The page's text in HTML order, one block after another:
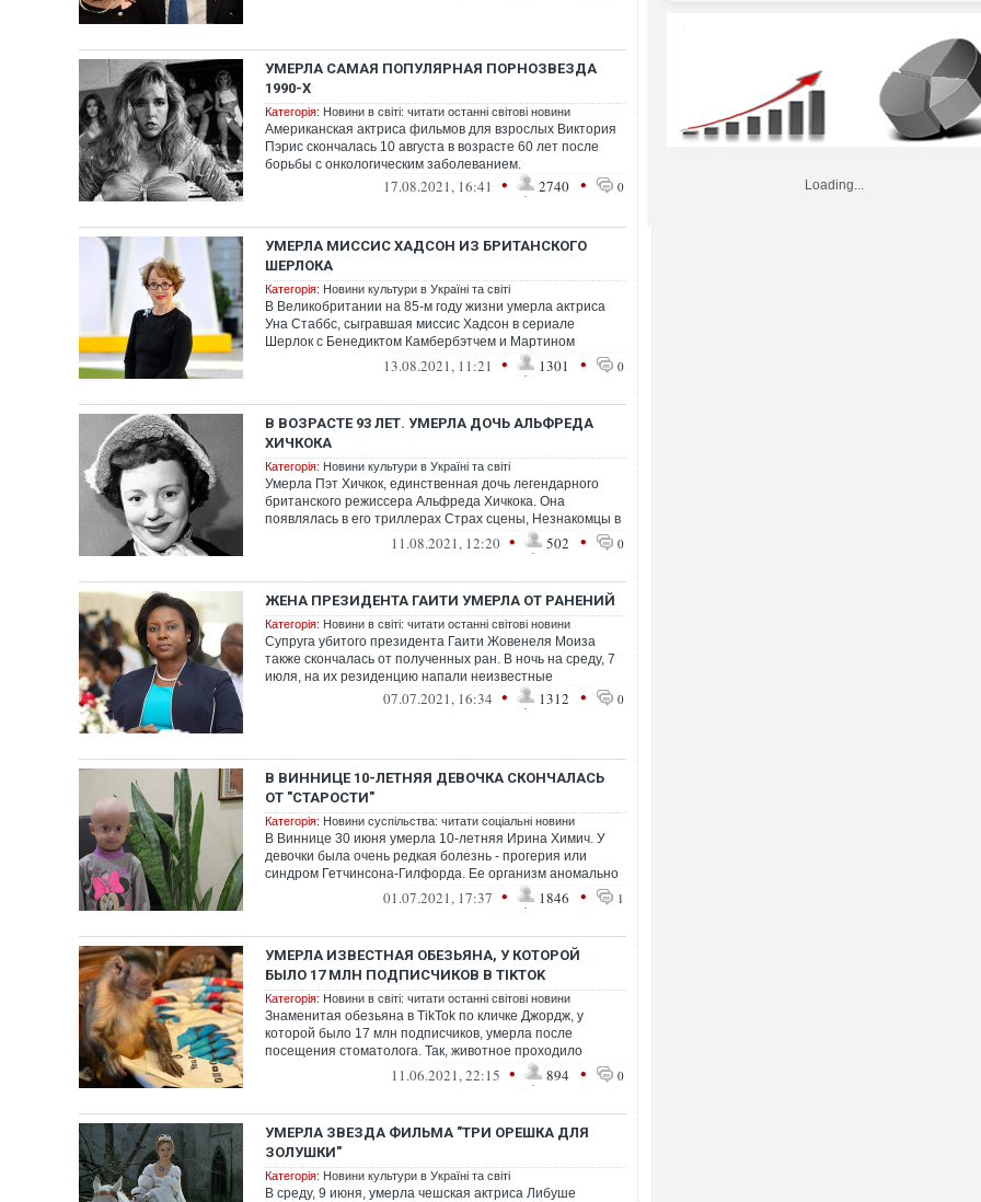
УМЕРЛА САМАЯ ПОПУЛЯРНАЯ ПОРНОЗВЕЗДА
1990-Х
Категорія: Новини в світі: читати останні світові новини
Американская актриса фильмов для взрослых Виктория
Пэрис скончалась 10 августа в возрасте 60 лет после
борьбы с онкологическим заболеванием.
17.08.2021, 16:41 • 2740 • 0
УМЕРЛА МИССИС ХАДСОН ИЗ БРИТАНСКОГО
ШЕРЛОКА
Категорія: Новини культури в Україні та світі
В Великобритании на 85-м году жизни умерла актриса
Уна Стаббс, сыгравшая миссис Хадсон в сериале
Шерлок с Бенедиктом Камбербэтчем и Мартином
13.08.2021, 11:21 • 1301 • 0
В ВОЗРАСТЕ 93 ЛЕТ. УМЕРЛА ДОЧЬ АЛЬФРЕДА
ХИЧКОКА
Категорія: Новини культури в Україні та світі
Умерла Пэт Хичкок, единственная дочь легендарного
британского режиссера Альфреда Хичкока. Она
появлялась в его триллерах Страх сцены, Незнакомцы в
11.08.2021, 12:20 • 502 • 0
ЖЕНА ПРЕЗИДЕНТА ГАИТИ УМЕРЛА ОТ РАНЕНИЙ
Категорія: Новини в світі: читати останні світові новини
Супруга убитого президента Гаити Жовенеля Моиза
также скончалась от полученных ран. В ночь на среду, 7
июля, на их резиденцию напали неизвестные
07.07.2021, 16:34 • 1312 • 0
В ВИННИЦЕ 10-ЛЕТНЯЯ ДЕВОЧКА СКОНЧАЛАСЬ
ОТ "СТАРОСТИ"
Категорія: Новини суспільства: читати соціальні новини
В Виннице 30 июня умерла 10-летняя Ирина Химич. У
девочки была очень редкая болезнь - прогерия или
синдром Гетчинсона-Гилфорда. Ее организм аномально
01.07.2021, 17:37 • 1846 • 1
УМЕРЛА ИЗВЕСТНАЯ ОБЕЗЬЯНА, У КОТОРОЙ
БЫЛО 17 МЛН ПОДПИСЧИКОВ В TIKTOK
Категорія: Новини в світі: читати останні світові новини
Знаменитая обезьяна в TikTok по кличке Джордж, у
которой было 17 млн подписчиков, умерла после
посещения стоматолога. Так, животное проходило
11.06.2021, 22:15 • 894 • 0
УМЕРЛА ЗВЕЗДА ФИЛЬМА "ТРИ ОРЕШКА ДЛЯ
ЗОЛУШКИ"
Категорія: Новини культури в Україні та світі
В среду, 9 июня, умерла чешская актриса Либуше
Loading...
Росія атакувала Суми
торговельний центр,
Топпосадовцю